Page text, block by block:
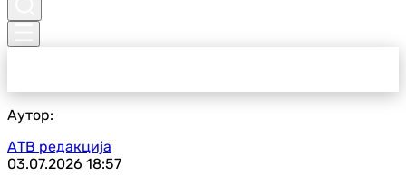
Аутор:
АТВ редакција
03.07.2026 18:57